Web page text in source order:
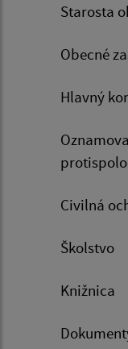
Starosta
Obecné
Hlavný
Civilná
Školstvo
Knižnica